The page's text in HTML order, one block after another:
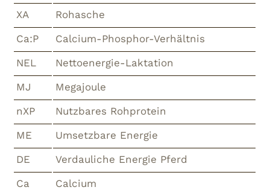
XA
Rohasche
Ca:P
Calcium-Phosphor-Verhältnis
NEL
Nettoenergie-Laktation
MJ
Megajoule
nXP
Nutzbares Rohprotein
ME
Umsetzbare Energie
DE
Verdauliche Energie Pferd
Ca
Calcium